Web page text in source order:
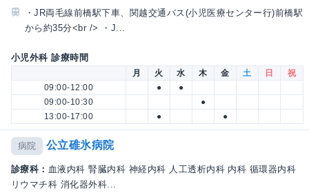
・JR両毛線前橋駅下車、関越交通バス(小児医療センター行)前橋駅
から約35分<br /> ・J...
小児外科 診療時間
月 火 水 木 金 土 日
祝
09:00-12:00
●
●
09:00-10:30
●
13:00-17:00
● ●
病院 公立碓氷病院
診療科： 血液内科 腎臓内科 神経内科 人工透析内科 内科 循環器内科
リウマチ科 消化器外科...